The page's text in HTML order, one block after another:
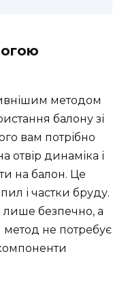
методом
балону зі
вам потрібно
отвір динаміка і
на балон. Це
і частки бруду.
безпечно, а
метод не потребує